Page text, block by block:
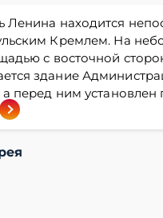
Ленина находится
Кремлем. На
с восточной
здание
а перед ним установлен